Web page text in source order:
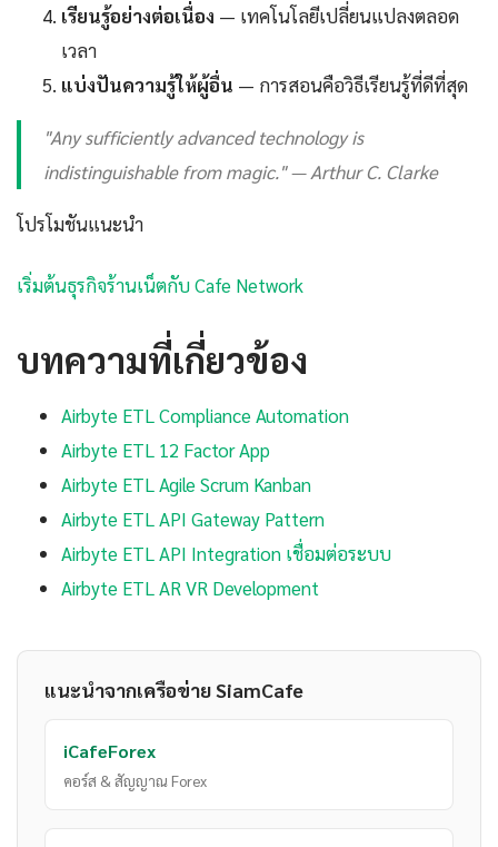
เรียนรู้อย่างต่อเนื่อง — เทคโนโลยีเปลี่ยนแปลงตลอด
เวลา
แบ่งปันความรู้ให้ผู้อื่น — การสอนคือวิธีเรียนรู้ที่ดีที่สุด
"Any sufficiently advanced technology is
indistinguishable from magic." — Arthur C. Clarke
โปรโมชันแนะนำ
เริ่มต้นธุรกิจร้านเน็ตกับ Cafe Network
บทความที่เกี่ยวข้อง
Airbyte ETL Compliance Automation
Airbyte ETL 12 Factor App
Airbyte ETL Agile Scrum Kanban
Airbyte ETL API Gateway Pattern
Airbyte ETL API Integration เชื่อมต่อระบบ
Airbyte ETL AR VR Development
แนะนำจากเครือข่าย SiamCafe
iCafeForex
คอร์ส & สัญญาณ Forex